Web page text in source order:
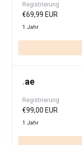
Registrierung
€69,99 EUR
1 Jahr
.ae
Registrierung
€99,00 EUR
1 Jahr